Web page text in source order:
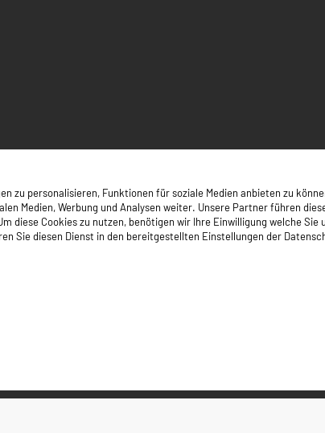
zu personalisieren, Funktionen für soziale Medien anbieten zu
Medien, Werbung und Analysen weiter. Unsere Partner führen
diese Cookies zu nutzen, benötigen wir Ihre Einwilligung welche
Sie diesen Dienst in den bereitgestellten Einstellungen der